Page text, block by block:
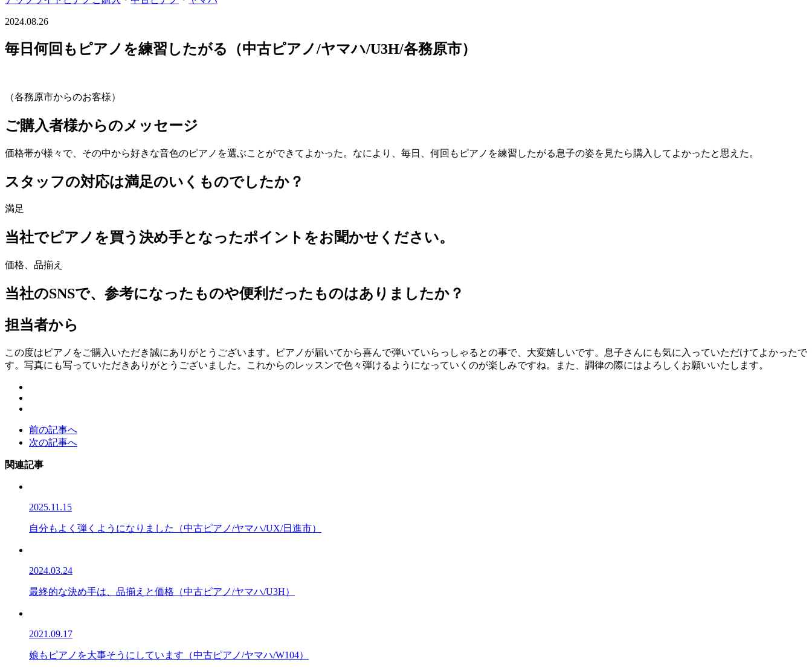
2024.08.26
毎日何回もピアノを練習したがる（中古ピアノ/ヤマハ/U3H/各務原市）
（各務原市からのお客様）
ご購入者様からのメッセージ
価格帯が様々で、その中から好きな音色のピアノを選ぶことができてよかった。なにより、毎日、何回もピアノを練習したがる息子の姿を見たら購入してよかったと思えた。
スタッフの対応は満足のいくものでしたか？
満足
当社でピアノを買う決め手となったポイントをお聞かせください。
価格、品揃え
当社のSNSで、参考になったものや便利だったものはありましたか？
担当者から
この度はピアノをご購入いただき誠にありがとうございます。ピアノが届いてから喜んで弾いていらっしゃるとの事で、大変嬉しいです。息子さんにも気に入っていただけてよかったで
す。写真にも写っていただきありがとうございました。これからのレッスンで色々弾けるようになっていくのが楽しみですね。また、調律の際にはよろしくお願いいたします。
前の記事へ
次の記事へ
関連記事
2025.11.15
自分もよく弾くようになりました（中古ピアノ/ヤマハ/UX/日進市）
2024.03.24
最終的な決め手は、品揃えと価格（中古ピアノ/ヤマハ/U3H）
2021.09.17
娘もピアノを大事そうにしています（中古ピアノ/ヤマハ/W104）